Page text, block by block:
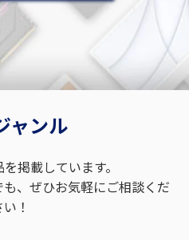
ャンル
掲載しています。
、ぜひお気軽にご相談くだ
！